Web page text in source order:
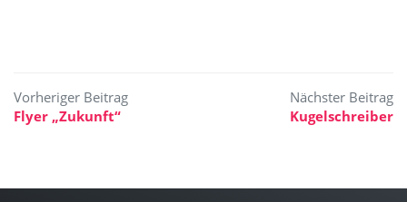
Beitragsnavigation
Flyer „Zukunft“ Kugelschreiber